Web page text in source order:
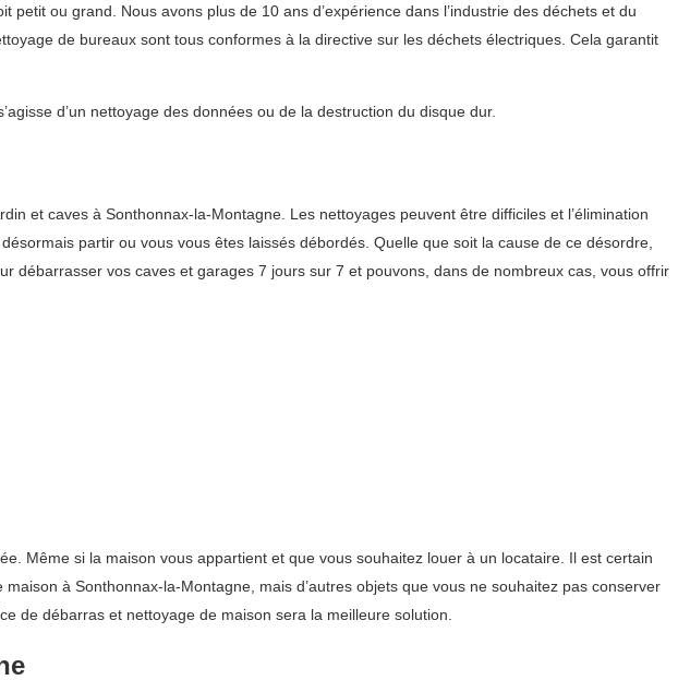
ou grand. Nous avons plus de 10 ans d’expérience dans l’industrie des déchets et du
de bureaux sont tous conformes à la directive sur les déchets électriques. Cela garantit
d’un nettoyage des données ou de la destruction du disque dur.
et caves à Sonthonnax-la-Montagne. Les nettoyages peuvent être difficiles et l’élimination
partir ou vous vous êtes laissés débordés. Quelle que soit la cause de ce désordre,
débarrasser vos caves et garages 7 jours sur 7 et pouvons, dans de nombreux cas, vous offrir
Même si la maison vous appartient et que vous souhaitez louer à un locataire. Il est certain
à Sonthonnax-la-Montagne, mais d’autres objets que vous ne souhaitez pas conserver
de débarras et nettoyage de maison sera la meilleure solution.